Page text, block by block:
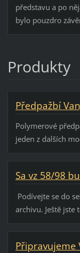
představu a po
bylo pouzdro
Produkty
Předpažbí
Polymerové
jeden z dalších
Sa vz 58/98
Podívejte se do
archivu. Ještě jste
Připravujeme